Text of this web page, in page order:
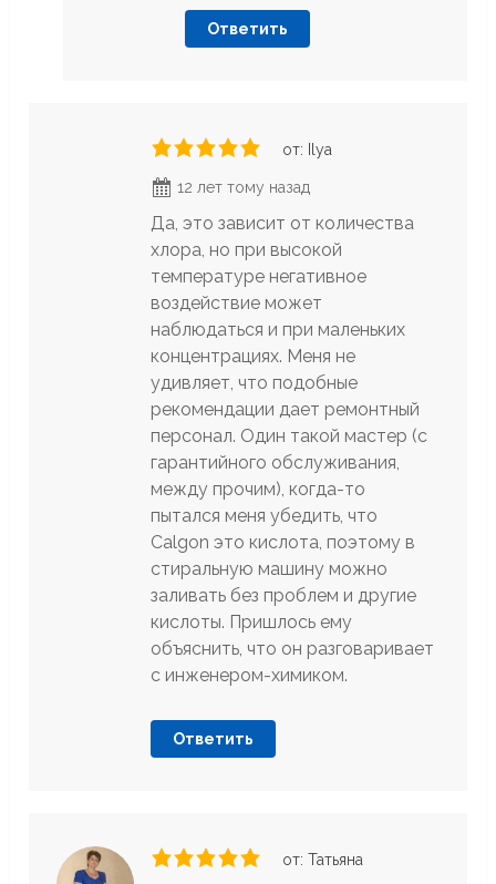
Ответить
от: Ilya
12 лет тому назад
Да, это зависит от количества
хлора, но при высокой
температуре негативное
воздействие может
наблюдаться и при маленьких
концентрациях. Меня не
удивляет, что подобные
рекомендации дает ремонтный
персонал. Один такой мастер (с
гарантийного обслуживания,
между прочим), когда-то
пытался меня убедить, что
Calgon это кислота, поэтому в
стиральную машину можно
заливать без проблем и другие
кислоты. Пришлось ему
объяснить, что он разговаривает
с инженером-химиком.
Ответить
от: Татьяна